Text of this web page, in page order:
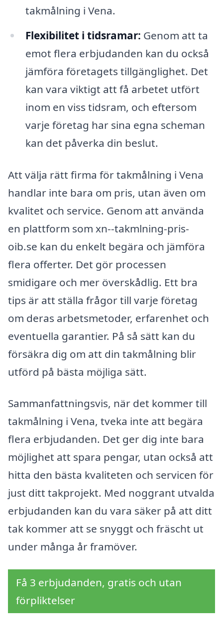
takmålning i Vena.
Flexibilitet i tidsramar: Genom att ta
emot flera erbjudanden kan du också
jämföra företagets tillgänglighet. Det
kan vara viktigt att få arbetet utfört
inom en viss tidsram, och eftersom
varje företag har sina egna scheman
kan det påverka din beslut.
Att välja rätt firma för takmålning i Vena
handlar inte bara om pris, utan även om
kvalitet och service. Genom att använda
en plattform som xn--takmlning-pris-
oib.se kan du enkelt begära och jämföra
flera offerter. Det gör processen
smidigare och mer överskådlig. Ett bra
tips är att ställa frågor till varje företag
om deras arbetsmetoder, erfarenhet och
eventuella garantier. På så sätt kan du
försäkra dig om att din takmålning blir
utförd på bästa möjliga sätt.
Sammanfattningsvis, när det kommer till
takmålning i Vena, tveka inte att begära
flera erbjudanden. Det ger dig inte bara
möjlighet att spara pengar, utan också att
hitta den bästa kvaliteten och servicen för
just ditt takprojekt. Med noggrant utvalda
erbjudanden kan du vara säker på att ditt
tak kommer att se snyggt och fräscht ut
under många år framöver.
Få 3 erbjudanden, gratis och utan
förpliktelser